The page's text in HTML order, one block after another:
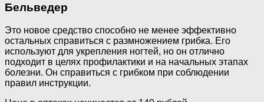
Бельведер
Это новое средство способно не менее эффективно
остальных справиться с размножением грибка. Его
используют для укрепления ногтей, но он отлично
подходит в целях профилактики и на начальных этапах
болезни. Он справиться с грибком при соблюдении
правил инструкции.